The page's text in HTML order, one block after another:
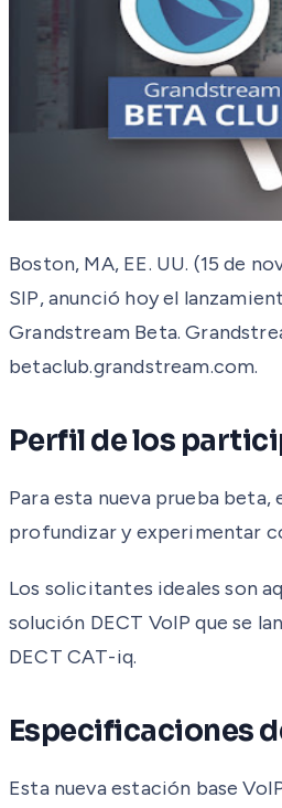
Boston, MA, EE. UU. (15 de
SIP, anunció hoy el
Grandstream Beta.
betaclub.grandstream.com.
Perfil de los
Para esta nueva prueba
profundizar y experimentar
Los solicitantes ideales son
solución DECT VoIP que se
DECT CAT-iq.
Especificaciones
Esta nueva estación base